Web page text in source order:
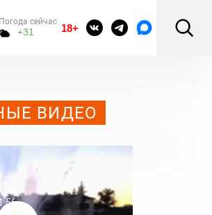
Погода сейчас
+31 18+
ВИДЕО